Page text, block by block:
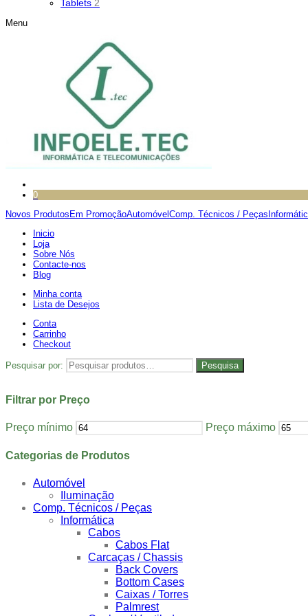
Tablets 2
Menu
0
Novos Produtos Em PromoçãoAutomóvel Comp. Técnicos / Peças
Inicio
Loja
Sobre Nós
Contacte-nos
Blog
Minha conta
Lista de Desejos
Conta
Carrinho
Checkout
Pesquisar por: Pesquisa
Filtrar por Preço
Preço mínimo Preço máximo
Categorias de Produtos
Automóvel
Iluminação
Comp. Técnicos / Peças
Informática
Cabos
Cabos Flat
Carcaças / Chassis
Back Covers
Bottom Cases
Caixas / Torres
Palmrest